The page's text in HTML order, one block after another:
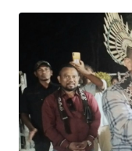
OPINI
Informasi